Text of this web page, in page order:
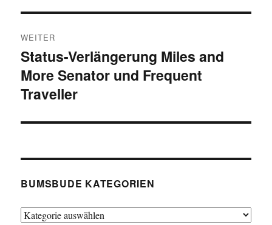
WEITER
Nächster
Beitrag:
Status-Verlängerung Miles and
More Senator und Frequent
Traveller
BUMSBUDE KATEGORIEN
Bumsbude